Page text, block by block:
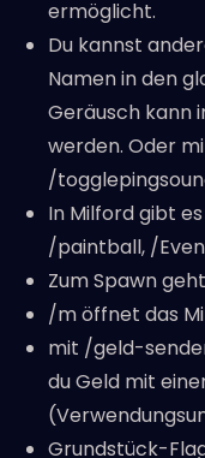
ermöglicht.
Du kannst
Namen in den
Geräusch kann
werden. Oder
/
In Milford gibt
/paintball, /
Zum Spawn
/m öffnet das
mit /geld-
du Geld mit
Grundstück-